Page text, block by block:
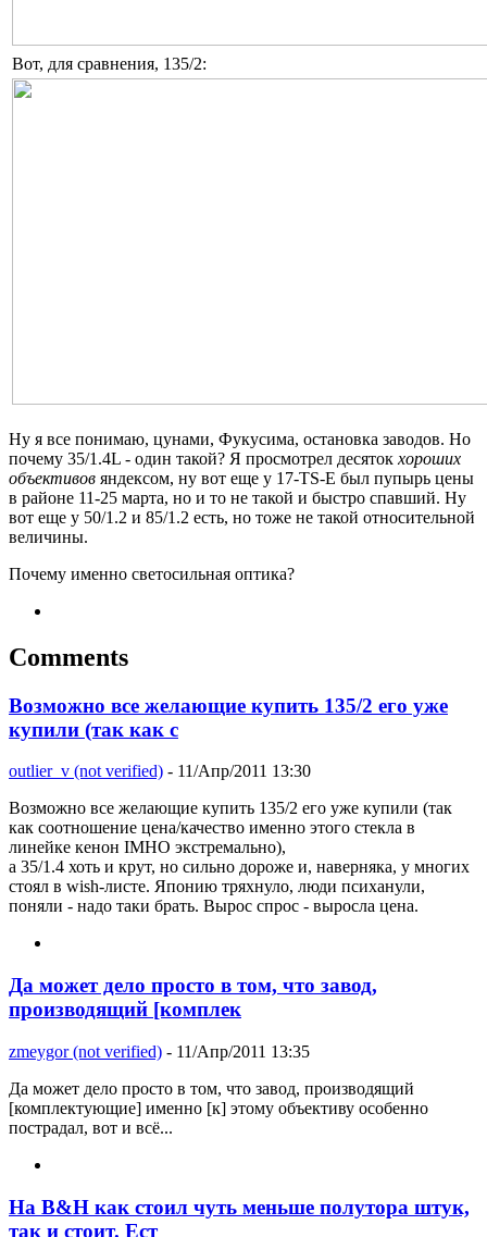
Вот, для сравнения, 135/2:
Ну я все понимаю, цунами, Фукусима, остановка заводов. Но
почему 35/1.4L - один такой? Я просмотрел десяток хороших
объективов яндексом, ну вот еще у 17-TS-E был пупырь цены
в районе 11-25 марта, но и то не такой и быстро спавший. Ну
вот еще у 50/1.2 и 85/1.2 есть, но тоже не такой относительной
величины.
Почему именно светосильная оптика?
Comments
Возможно все желающие купить 135/2 его уже
купили (так как с
outlier_v (not verified) - 11/Апр/2011 13:30
Возможно все желающие купить 135/2 его уже купили (так
как соотношение цена/качество именно этого стекла в
линейке кенон IMHO экстремально),
а 35/1.4 хоть и крут, но сильно дороже и, наверняка, у многих
стоял в wish-листе. Японию тряхнуло, люди психанули,
поняли - надо таки брать. Вырос спрос - выросла цена.
Да может дело просто в том, что завод,
производящий [комплек
zmeygor (not verified) - 11/Апр/2011 13:35
Да может дело просто в том, что завод, производящий
[комплектующие] именно [к] этому объективу особенно
пострадал, вот и всё...
На B&H как стоил чуть меньше полутора штук,
так и стоит. Ест